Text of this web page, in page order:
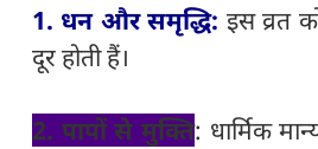
1. धन और समृद्धि: इस व्रत
दूर होती हैं।
2. पापों से मुक्ति: धार्मिक